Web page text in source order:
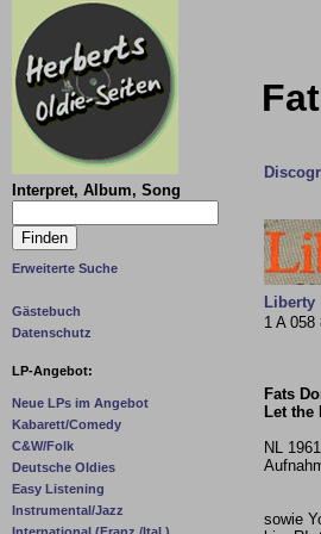
Interpret, Album, Song
Erweiterte Suche
Gästebuch
Datenschutz
LP-Angebot:
Neue LPs im Angebot
Kabarett/Comedy
C&W/Folk
Deutsche Oldies
Easy Listening
Instrumental/Jazz
Liberty
1 A 058
Fats
Let the
NL
sowie